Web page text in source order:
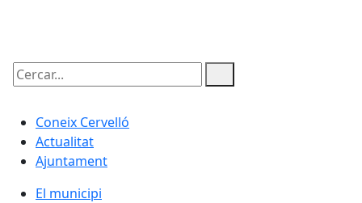
Cercar:
Coneix Cervelló
Actualitat
Ajuntament
El municipi